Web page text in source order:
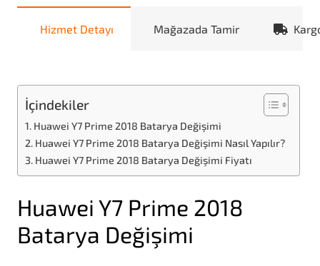
Hizmet Detayı Mağazada Tamir
İçindekiler
Huawei Y7 Prime 2018 Batarya Değişimi
Huawei Y7 Prime 2018 Batarya Değişimi Nasıl Yapılır?
Huawei Y7 Prime 2018 Batarya Değişimi Fiyatı
Huawei Y7 Prime 2018
Batarya Değişimi